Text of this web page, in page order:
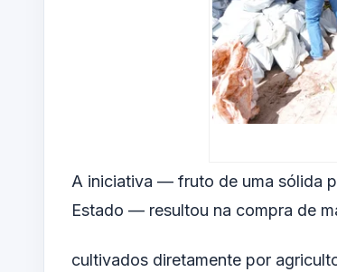
A iniciativa — fruto de uma sólida
Estado — resultou na compra de
cultivados diretamente por